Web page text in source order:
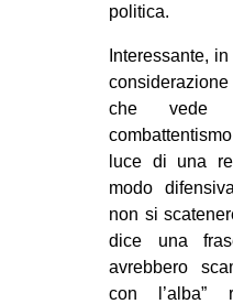
politica.
Interessante,
che vede
luce di una
modo
non si
dice una
avrebbero
con l’alba”